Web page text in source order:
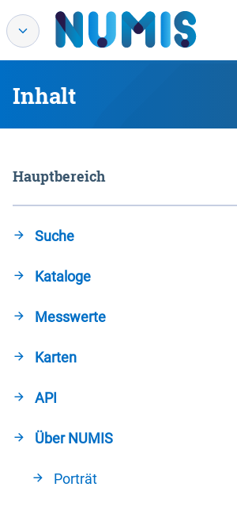
Inhalt
Hauptbereich
Suche
Kataloge
Messwerte
Karten
API
Über NUMIS
Porträt